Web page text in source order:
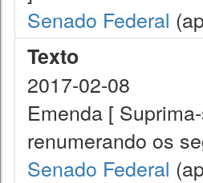
Senado Federal
Texto
2017-02-08
Emenda [
renumerando os
Senado Federal